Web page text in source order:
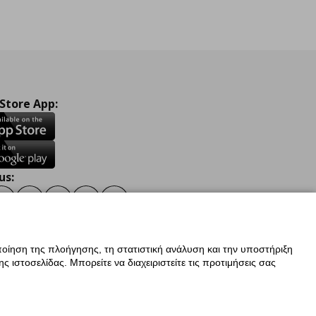
App:
Δεδομένων
της πλοήγησης, τη στατιστική ανάλυση και την υποστήριξη
Μπορείτε να διαχειριστείτε τις προτιμήσεις σας